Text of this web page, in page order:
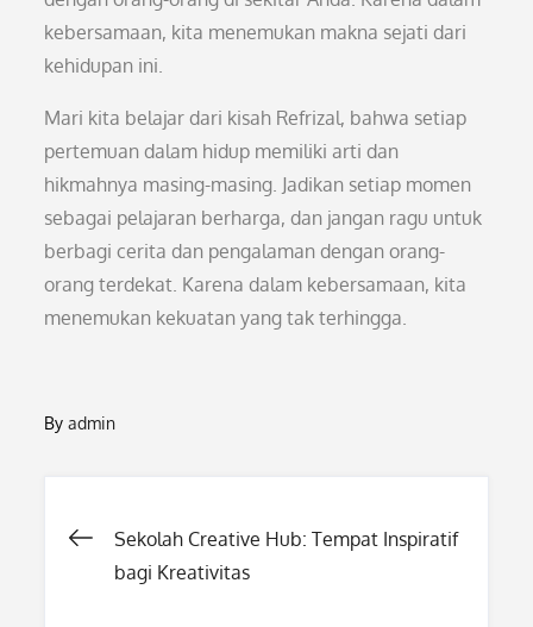
kebersamaan, kita menemukan makna sejati dari
kehidupan ini.
Mari kita belajar dari kisah Refrizal, bahwa setiap
pertemuan dalam hidup memiliki arti dan
hikmahnya masing-masing. Jadikan setiap momen
sebagai pelajaran berharga, dan jangan ragu untuk
berbagi cerita dan pengalaman dengan orang-
orang terdekat. Karena dalam kebersamaan, kita
menemukan kekuatan yang tak terhingga.
Byadmin
Post
Sekolah Creative Hub: Tempat Inspiratif
bagi Kreativitas